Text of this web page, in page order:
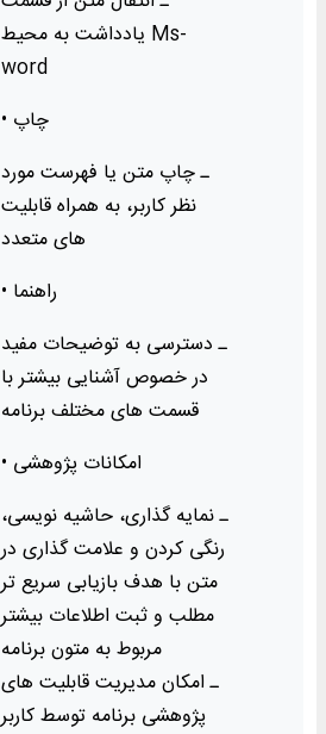
یادداشت به محیط Ms-
word
• چاپ
ـ چاپ متن یا فهرست مورد
نظر کاربر، به همراه قابلیت‌
های متعدد
• راهنما
ـ دسترسی به توضیحات مفید
در خصوص آشنایی بیشتر با
قسمت‌ های مختلف برنامه
• امکانات پژوهشی
ـ نمایه‌ گذاری، حاشیه‌ نویسی،
رنگی کردن و علامت‌ گذاری در
متن با هدف بازیابی سریع‌ تر
مطلب و ثبت اطلاعات بیشتر
مربوط به متون برنامه
ـ امکان مدیریت قابلیت‌ های
پژوهشی برنامه توسط کاربر